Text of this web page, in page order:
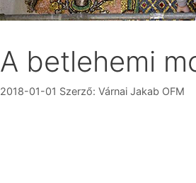
A betlehemi
2018-01-01 Szerző: Várnai Jakab OFM